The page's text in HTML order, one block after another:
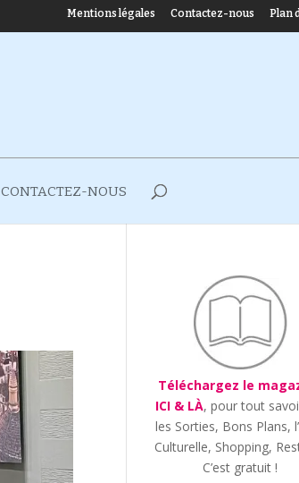
Mentions légales Contactez-nous Plan
CONTACTEZ-NOUS
Téléchargez le
ICI & LÀ, pour tout
les Sorties, Bons Plans,
Culturelle, Shopping,
C’est gratuit !